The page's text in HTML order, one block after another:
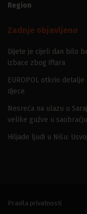
Region
Zadnje objavljeno
Dijete je cijeli dan bilo
izbace zbog iftara
EUROPOL otkrio
djece
Nesreća na ulazu u
velike gužve u saobraćju
Hiljade ljudi u Nišu:
Pravila privatnosti